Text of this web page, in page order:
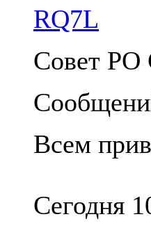
RQ7L
Совет РО
Всем
Сегодня